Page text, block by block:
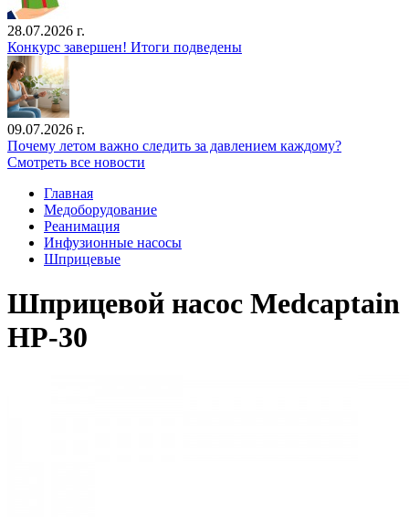
28.07.2026 г.
Конкурс завершен! Итоги подведены
09.07.2026 г.
Почему летом важно следить за давлением каждому?
Смотреть все новости
Главная
Медоборудование
Реанимация
Инфузионные насосы
Шприцевые
Шприцевой насос Medcaptain
HP-30